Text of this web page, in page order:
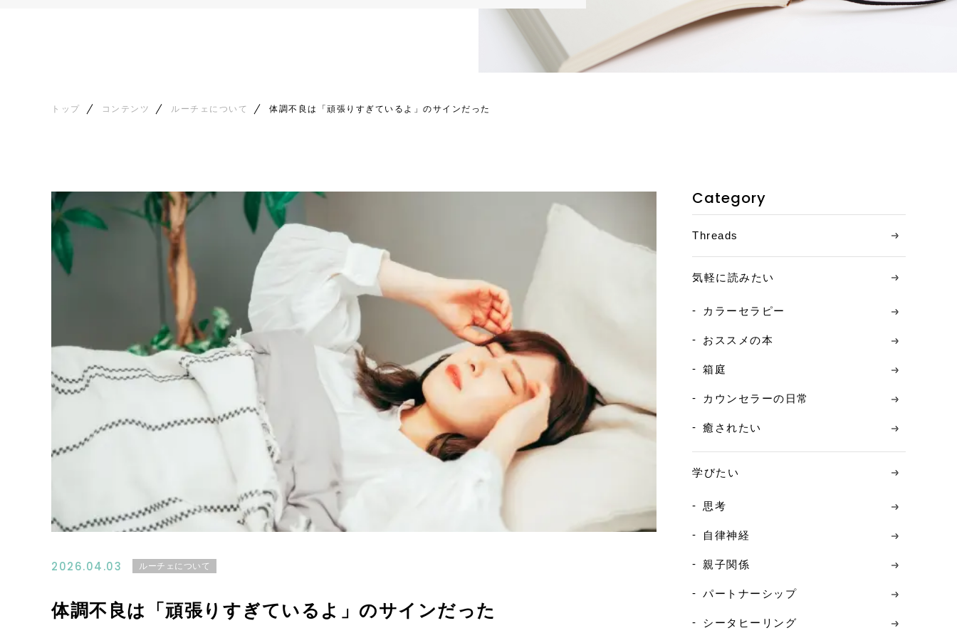
お客様の声
トップ コンテンツ ルーチェについて 体調不良は「頑張りすぎているよ」のサインだった
2026.04.03 ルーチェについて
体調不良は「頑張りすぎているよ」のサインだった
Category
Threads
気軽に読みたい
カラーセラピー
おススメの本
箱庭
カウンセラーの日常
癒されたい
学びたい
思考
自律神経
親子関係
パートナーシップ
シータヒーリング